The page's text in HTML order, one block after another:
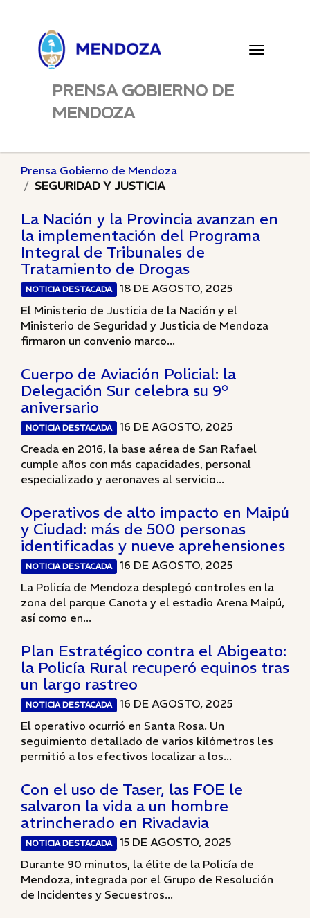
Toggle
PRENSA GOBIERNO DE
MENDOZA
Prensa Gobierno de Mendoza
SEGURIDAD Y JUSTICIA
La Nación y la Provincia avanzan en
la implementación del Programa
Integral de Tribunales de
Tratamiento de Drogas
NOTICIA DESTACADA
18 DE AGOSTO, 2025
El Ministerio de Justicia de la Nación y el
Ministerio de Seguridad y Justicia de Mendoza
firmaron un convenio marco...
Cuerpo de Aviación Policial: la
Delegación Sur celebra su 9°
aniversario
NOTICIA DESTACADA
16 DE AGOSTO, 2025
Creada en 2016, la base aérea de San Rafael
cumple años con más capacidades, personal
especializado y aeronaves al servicio...
Operativos de alto impacto en Maipú
y Ciudad: más de 500 personas
identificadas y nueve aprehensiones
NOTICIA DESTACADA
16 DE AGOSTO, 2025
La Policía de Mendoza desplegó controles en la
zona del parque Canota y el estadio Arena Maipú,
así como en...
Plan Estratégico contra el Abigeato:
la Policía Rural recuperó equinos tras
un largo rastreo
NOTICIA DESTACADA
16 DE AGOSTO, 2025
El operativo ocurrió en Santa Rosa. Un
seguimiento detallado de varios kilómetros les
permitió a los efectivos localizar a los...
Con el uso de Taser, las FOE le
salvaron la vida a un hombre
atrincherado en Rivadavia
NOTICIA DESTACADA
15 DE AGOSTO, 2025
Durante 90 minutos, la élite de la Policía de
Mendoza, integrada por el Grupo de Resolución
de Incidentes y Secuestros...